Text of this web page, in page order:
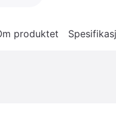
produktet